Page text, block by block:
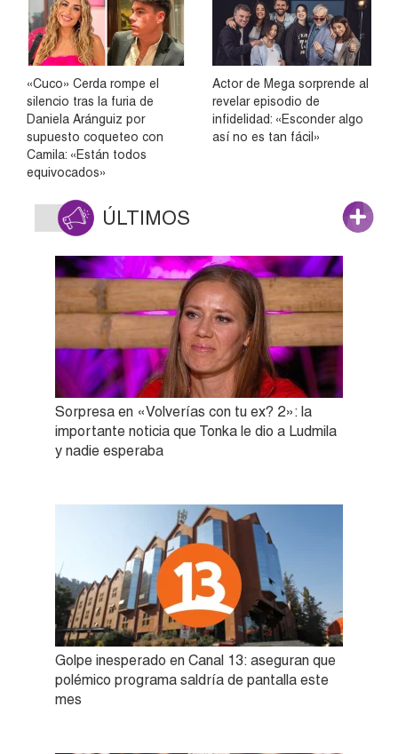
«Cuco» Cerda rompe el
silencio tras la furia de
Daniela Aránguiz por
supuesto coqueteo con
Camila: «Están todos
equivocados»
Actor de Mega sorprende al
revelar episodio de
infidelidad: «Esconder algo
así no es tan fácil»
ÚLTIMOS
Sorpresa en «Volverías con tu ex? 2»: la
importante noticia que Tonka le dio a Ludmila
y nadie esperaba
Golpe inesperado en Canal 13: aseguran que
polémico programa saldría de pantalla este
mes